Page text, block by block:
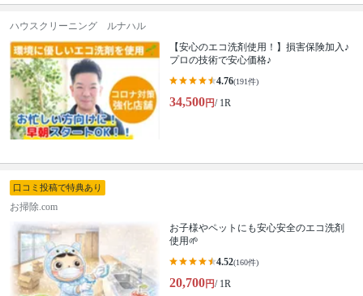
ハウスクリーニング ルナハル
【安心のエコ洗剤使用！】損害保険加入♪
プロの技術で安心価格♪
4.76(191件)
34,500円/ 1R
口コミ投稿で特典あり
お掃除.com
お子様やペットにも安心安全のエコ洗剤
使用🌱
4.52(160件)
20,700円/ 1R